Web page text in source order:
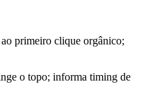
primeiro clique orgânico;
o topo; informa timing de